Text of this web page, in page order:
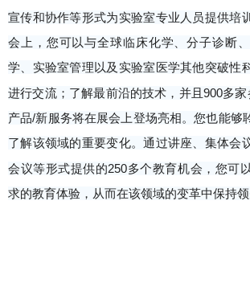
宣传和协作等形式为实验室专业人员提供培
会上，您可以与全球临床化学、分子诊断
学、实验室管理以及实验室医学其他突破性
进行交流；了解最前沿的技术，并且900多
产品/新服务将在展会上登场亮相。您也能够
了解该领域的重要变化。通过讲座、集体会
会议等形式提供的250多个教育机会，您可
求的教育体验，从而在该领域的变革中保持领